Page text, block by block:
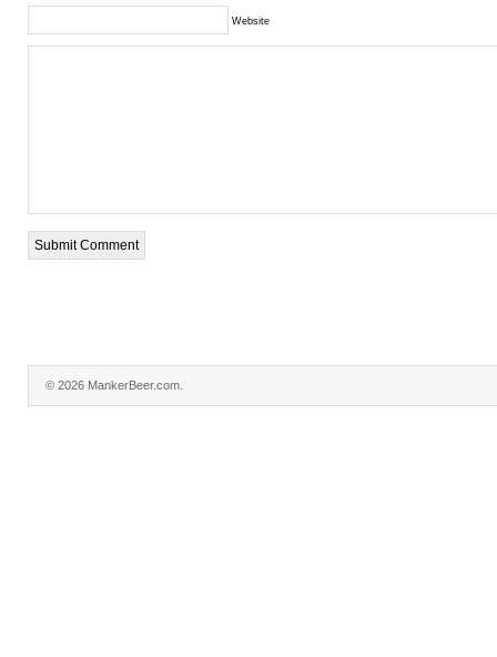
Website
© 2026 MankerBeer.com.